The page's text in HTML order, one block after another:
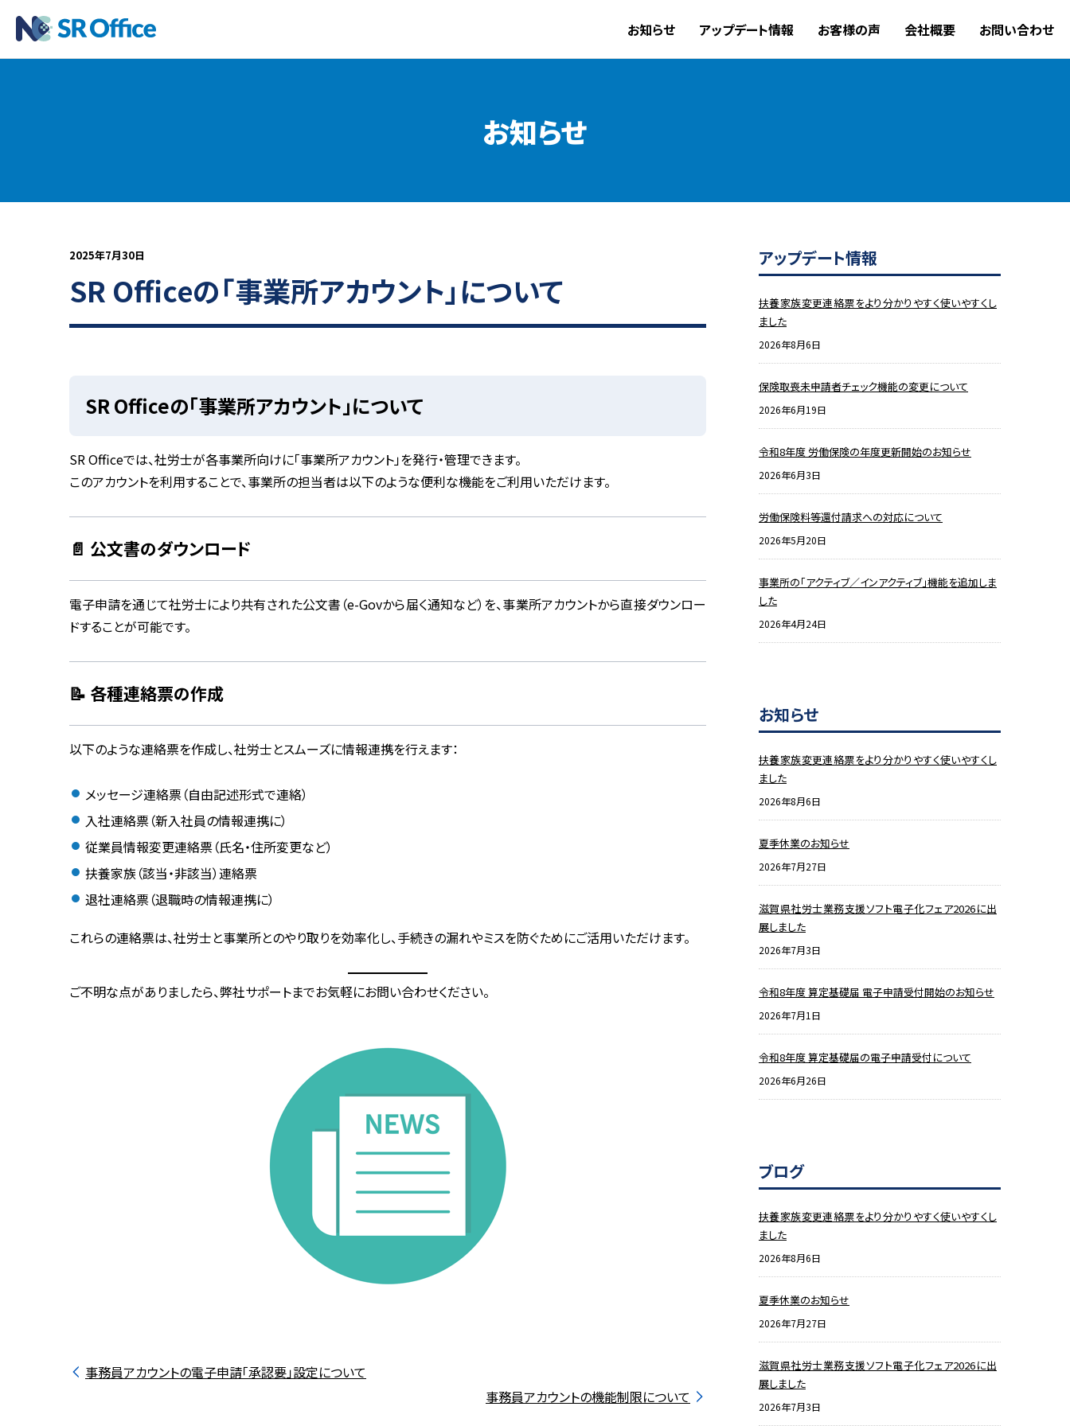
お知らせ アップデート情報 お客様の声 会社概要 お問い合わせ
お知らせ
2025年7月30日
SR Officeの「事業所アカウント」について
SR Officeの「事業所アカウント」について
SR Officeでは、社労士が各事業所向けに「事業所アカウント」を発行・管理できます。
このアカウントを利用することで、事業所の担当者は以下のような便利な機能をご利用いただけます。
📄 公文書のダウンロード
電子申請を通じて社労士により共有された公文書（e-Govから届く通知など）を、事業所アカウントから直接ダウンロー
ドすることが可能です。
📝 各種連絡票の作成
以下のような連絡票を作成し、社労士とスムーズに情報連携を行えます：
メッセージ連絡票（自由記述形式で連絡）
入社連絡票（新入社員の情報連携に）
従業員情報変更連絡票（氏名・住所変更など）
扶養家族（該当・非該当）連絡票
退社連絡票（退職時の情報連携に）
これらの連絡票は、社労士と事業所とのやり取りを効率化し、手続きの漏れやミスを防ぐためにご活用いただけます。
ご不明な点がありましたら、弊社サポートまでお気軽にお問い合わせください。
事務員アカウントの電子申請「承認要」設定について
事務員アカウントの機能制限について
アップデート情報
扶養家族変更連絡票をより分かりやすく使いやすくし
ました
2026年8月6日
保険取喪未申請者チェック機能の変更について
2026年6月19日
令和8年度 労働保険の年度更新開始のお知らせ
2026年6月3日
労働保険料等還付請求への対応について
2026年5月20日
事業所の「アクティブ／インアクティブ」機能を追加しま
した
2026年4月24日
お知らせ
扶養家族変更連絡票をより分かりやすく使いやすくし
ました
2026年8月6日
夏季休業のお知らせ
2026年7月27日
滋賀県社労士業務支援ソフト電子化フェア2026に出
展しました
2026年7月3日
令和8年度 算定基礎届 電子申請受付開始のお知らせ
2026年7月1日
令和8年度 算定基礎届の電子申請受付について
2026年6月26日
ブログ
扶養家族変更連絡票をより分かりやすく使いやすくし
ました
2026年8月6日
夏季休業のお知らせ
2026年7月27日
滋賀県社労士業務支援ソフト電子化フェア2026に出
展しました
2026年7月3日